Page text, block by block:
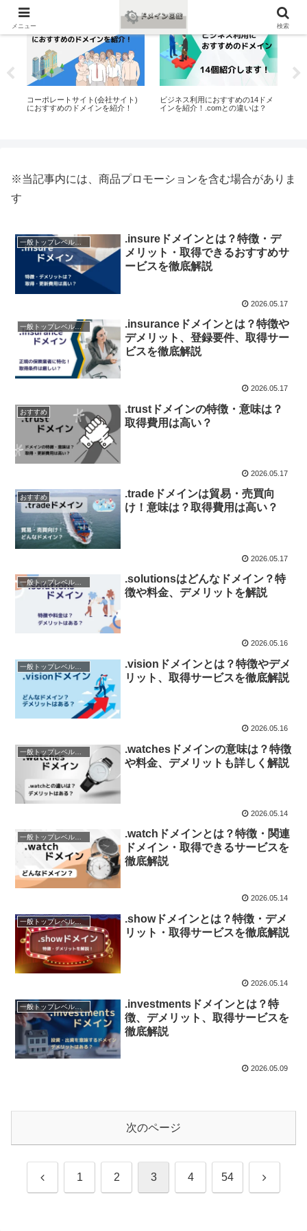
おすすめ
コーポレートサイト(会社サイト)
におすすめのドメインを紹介！
ビジネス利用におすすめの14ドメ
インを紹介！.comとの違いは？
※当記事内には、商品プロモーションを含む場合がありま
す
一般トップレベルドメイン（gTLD）
.insureドメインとは？特徴・デ
メリット・取得できるおすすめサ
ービスを徹底解説
2026.05.17
一般トップレベルドメイン（gTLD）
.insuranceドメインとは？特徴や
デメリット、登録要件、取得サー
ビスを徹底解説
2026.05.17
おすすめ
.trustドメインの特徴・意味は？
取得費用は高い？
2026.05.17
おすすめ
.tradeドメインは貿易・売買向
け！意味は？取得費用は高い？
2026.05.17
一般トップレベルドメイン（gTLD）
.solutionsはどんなドメイン？特
徴や料金、デメリットを解説
2026.05.16
一般トップレベルドメイン（gTLD）
.visionドメインとは？特徴やデメ
リット、取得サービスを徹底解説
2026.05.16
一般トップレベルドメイン（gTLD）
.watchesドメインの意味は？特徴
や料金、デメリットも詳しく解説
2026.05.14
一般トップレベルドメイン（gTLD）
.watchドメインとは？特徴・関連
ドメイン・取得できるサービスを
徹底解説
2026.05.14
一般トップレベルドメイン（gTLD）
.showドメインとは？特徴・デメ
リット・取得サービスを徹底解説
2026.05.14
一般トップレベルドメイン（gTLD）
.investmentsドメインとは？特
徴、デメリット、取得サービスを
徹底解説
2026.05.09
次のページ
前 1 2 3 4 54 次
メニュー 検索